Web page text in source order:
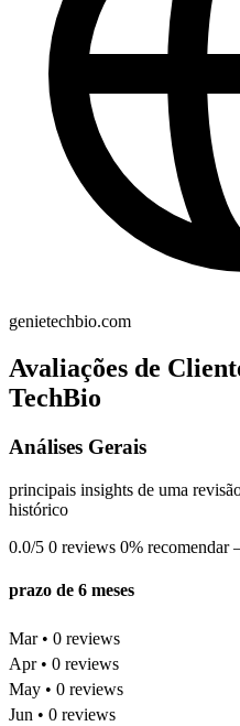
genietechbio.com
Avaliações de
TechBio
Análises Gerais
principais insights de uma
histórico
0.0/5 0 reviews 0% recomendar
prazo de 6 meses
Mar • 0 reviews
Apr • 0 reviews
May • 0 reviews
Jun • 0 reviews